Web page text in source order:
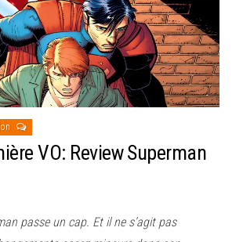
VO: Review Superman
passe un cap. Et il ne s’agit pas